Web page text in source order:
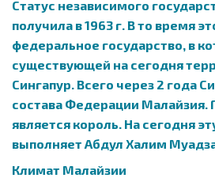
Статус независимого
получила в 1963 г. В то время
федеральное государство, в
существующей на сегодня
Сингапур. Всего через 2 года
состава Федерации Малайзия.
является король. На сегодня
выполняет Абдул Халим
Климат Малайзии